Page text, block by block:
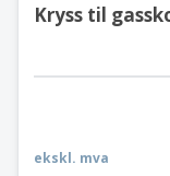
Kryss til
ekskl. mva